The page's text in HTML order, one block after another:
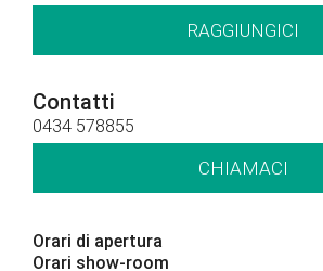
RAGGIUNGICI
Contatti
0434 578855
CHIAMACI
Orari di apertura
Orari show-room